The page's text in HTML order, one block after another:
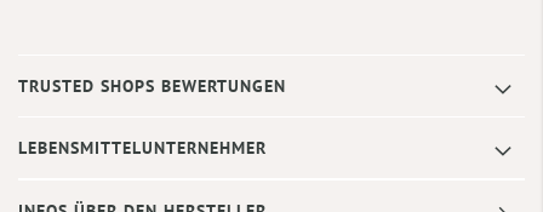
TRUSTED SHOPS BEWERTUNGEN
LEBENSMITTELUNTERNEHMER